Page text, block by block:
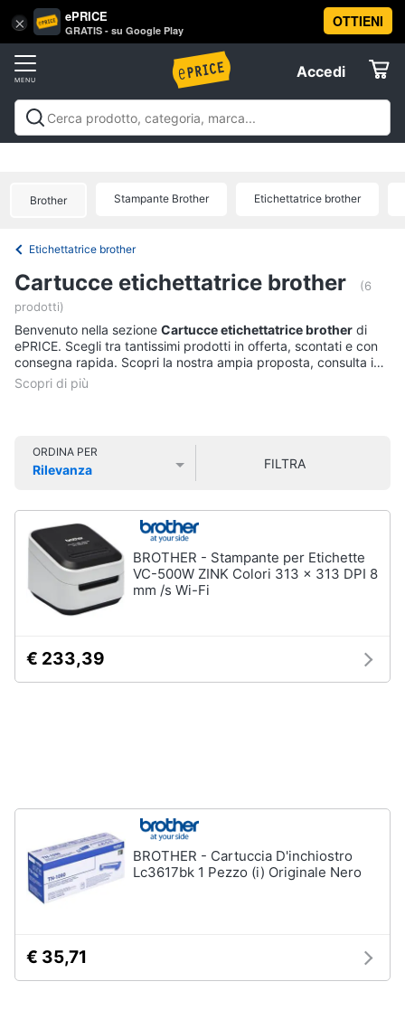
× ePRICE
GRATIS - su Google Play
OTTIENI
Accedi
Accedi
Registrati
Offerte
Tv
e
Home
Cinema
Audio
e
musica
Clima
Arredo
Salute
igiene
Beauty
Vai
al
Brother Stampante Brother Etichettatrice brother
Etichettatrice brother
Cartucce etichettatrice brother
(6
prodotti)
Benvenuto nella sezione Cartucce etichettatrice brother di
ePRICE. Scegli tra tantissimi prodotti in offerta, scontati e con
consegna rapida. Scopri la nostra ampia proposta, consulta i
prezzi e acquista comodamente online.
ORDINA PER
Rilevanza
FILTRA
BROTHER - Stampante per Etichette
VC-500W ZINK Colori 313 x 313 DPI 8
mm /s Wi-Fi
€ 233,39
BROTHER - Cartuccia D'inchiostro
Lc3617bk 1 Pezzo (i) Originale Nero
€ 35,71